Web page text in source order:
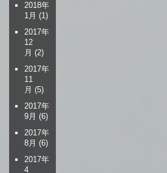
2018年
1月 (1)
2017年
12
月 (2)
2017年
11
月 (5)
2017年
9月 (6)
2017年
8月 (6)
2017年
4